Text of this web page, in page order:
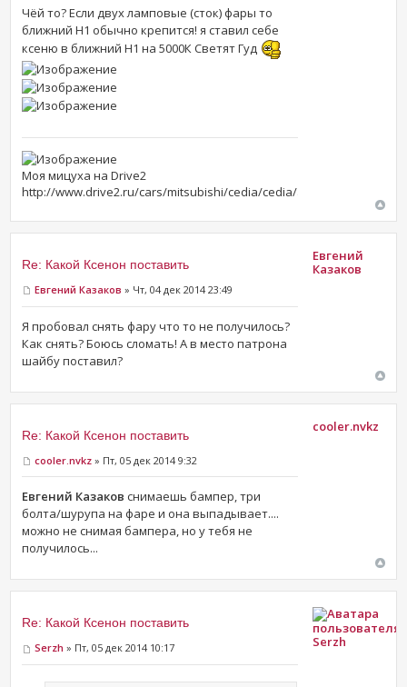
Чёй то? Если двух ламповые (сток) фары то
ближний Н1 обычно крепится! я ставил себе
ксеню в ближний Н1 на 5000К Светят Гуд
Моя мицуха на Drive2
http://www.drive2.ru/cars/mitsubishi/cedia/cedia/andreigod/
Re: Какой Ксенон поставить
Евгений Казаков » Чт, 04 дек 2014 23:49
Я пробовал снять фару что то не получилось?
Как снять? Боюсь сломать! А в место патрона
шайбу поставил?
Евгений
Казаков
Re: Какой Ксенон поставить
cooler.nvkz » Пт, 05 дек 2014 9:32
Евгений Казаков снимаешь бампер, три
болта/шурупа на фаре и она выпадывает....
можно не снимая бампера, но у тебя не
получилось...
cooler.nvkz
Re: Какой Ксенон поставить
Serzh » Пт, 05 дек 2014 10:17 Serzh